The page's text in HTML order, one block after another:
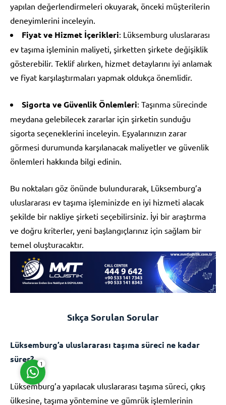
yapılan değerlendirmeleri okuyarak, önceki müşterilerin
deneyimlerini inceleyin.
Fiyat ve Hizmet İçerikleri: Lüksemburg uluslararası
ev taşıma işleminin maliyeti, şirketten şirkete değişiklik
gösterebilir. Teklif alırken, hizmet detaylarını iyi anlamak
ve fiyat karşılaştırmaları yapmak oldukça önemlidir.
Sigorta ve Güvenlik Önlemleri: Taşınma sürecinde
meydana gelebilecek zararlar için şirketin sunduğu
sigorta seçeneklerini inceleyin. Eşyalarınızın zarar
görmesi durumunda karşılanacak maliyetler ve güvenlik
önlemleri hakkında bilgi edinin.
Bu noktaları göz önünde bulundurarak, Lüksemburg’a
uluslararası ev taşıma işleminizde en iyi hizmeti alacak
şekilde bir nakliye şirketi seçebilirsiniz. İyi bir araştırma
ve doğru kriterler, yeni başlangıçlarınız için sağlam bir
temel oluşturacaktır.
Sıkça Sorulan Sorular
Lüksemburg’a uluslararası taşıma süreci ne kadar
sürer?
Lüksemburg’a yapılacak uluslararası taşıma süreci, çıkış
ülkesine, taşıma yöntemine ve gümrük işlemlerinin
1